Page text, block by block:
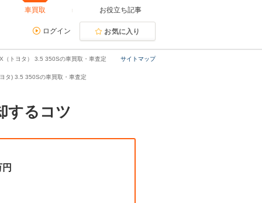
車買取 お役立ち記事
ログイン お気に入り
サイトマップ
（トヨタ） 3.5 350Sの車買取・車査定
タ) 3.5 350Sの車買取・車査定
するコツ